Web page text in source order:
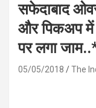
सफेदाबाद
और पिकअप में
पर लगा
05/05/2018 The